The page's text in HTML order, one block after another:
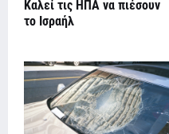
Καλεί τις ΗΠΑ να πιέσουν
το Ισραήλ